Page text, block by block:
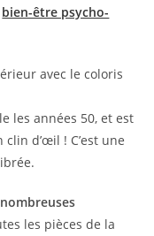
bien-être psycho-
les années 50, et est
d’œil ! C’est une
les pièces de la